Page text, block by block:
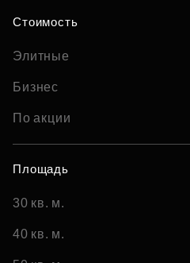
Стоимость
Элитные
Бизнес
По акции
Площадь
30 кв. м.
40 кв. м.